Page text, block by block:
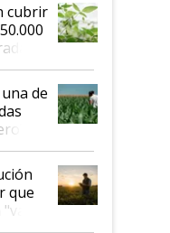
cubrir
de
y
de
El
clave
que
a